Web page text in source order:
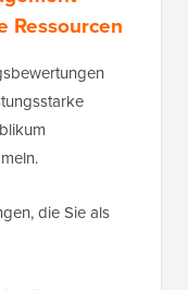
Ressourcen
die Sie als